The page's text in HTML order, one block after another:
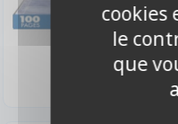
24,90 €
cookies
le
que